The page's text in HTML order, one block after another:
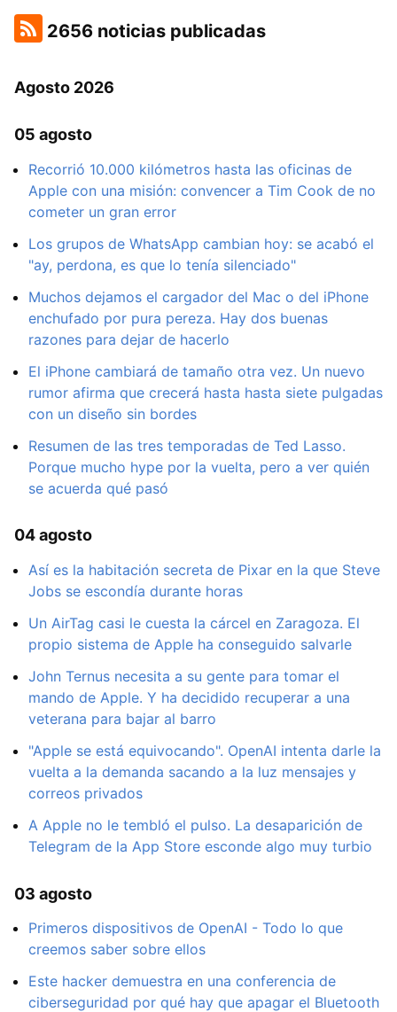
2656 noticias publicadas
Agosto 2026
05 agosto
Recorrió 10.000 kilómetros hasta las oficinas de
Apple con una misión: convencer a Tim Cook de no
cometer un gran error
Los grupos de WhatsApp cambian hoy: se acabó el
"ay, perdona, es que lo tenía silenciado"
Muchos dejamos el cargador del Mac o del iPhone
enchufado por pura pereza. Hay dos buenas
razones para dejar de hacerlo
El iPhone cambiará de tamaño otra vez. Un nuevo
rumor afirma que crecerá hasta hasta siete pulgadas
con un diseño sin bordes
Resumen de las tres temporadas de Ted Lasso.
Porque mucho hype por la vuelta, pero a ver quién
se acuerda qué pasó
04 agosto
Así es la habitación secreta de Pixar en la que Steve
Jobs se escondía durante horas
Un AirTag casi le cuesta la cárcel en Zaragoza. El
propio sistema de Apple ha conseguido salvarle
John Ternus necesita a su gente para tomar el
mando de Apple. Y ha decidido recuperar a una
veterana para bajar al barro
"Apple se está equivocando". OpenAI intenta darle la
vuelta a la demanda sacando a la luz mensajes y
correos privados
A Apple no le tembló el pulso. La desaparición de
Telegram de la App Store esconde algo muy turbio
03 agosto
Primeros dispositivos de OpenAI - Todo lo que
creemos saber sobre ellos
Este hacker demuestra en una conferencia de
ciberseguridad por qué hay que apagar el Bluetooth